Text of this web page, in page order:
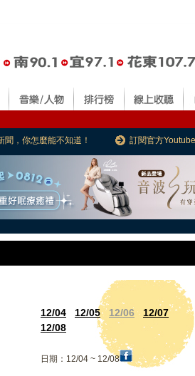
聞，你怎麼能不知道！ 訂閱官方
12/04 12/05 12/06
12/07
12/08
日期：12/04 ~ 12/08